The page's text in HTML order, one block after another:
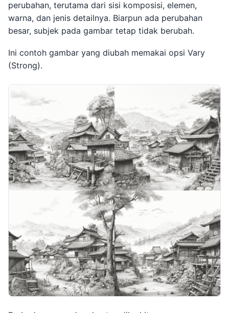
perubahan, terutama dari sisi komposisi, elemen,
warna, dan jenis detailnya. Biarpun ada perubahan
besar, subjek pada gambar tetap tidak berubah.
Ini contoh gambar yang diubah memakai opsi Vary
(Strong).